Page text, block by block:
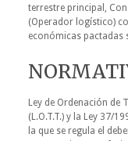
terrestre principal,
(Operador logístico)
económicas pactadas
Ley de Ordenación de
(L.O.T.T.) y la Ley 37/
la que se regula el